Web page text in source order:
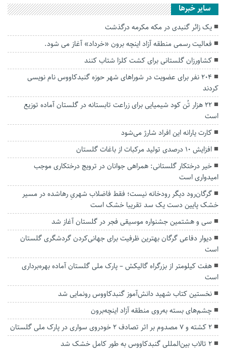
سایر خبرها
یک زائر گنبدی در مکه مکرمه درگذشت
فعالیت رسمی منطقه آزاد اینچه برون «خرداد» آغاز می شود.
کشاورزان گلستانی برای کشت کلزا شتاب کنند
۲۰۴ نفر برای عضویت در شوراهای شهر حوزه گنبدکاووس نام نویسی
کردند
۲۲ هزار تُن کود شیمیایی برای زراعت تابستانه در گلستان آماده توزیع
است
کارت یارانه این افراد شارژ می‌شود
افزایش ۱۰ درصدی تولید مرکبات از باغات گلستان
خیر درختکار گلستانی: همراهی جوانان در ترویج درختکاری موجب
امیدواری است
گرگان‌رود دیگر رودخانه نیست؛ فقط فاضلاب شهریِ رهاشده در مسیر
خشک پایین دست یک سد تقریبا خشک است
سی و هشتمین جشنواره موسیقی فجر در گلستان آغاز شد
دیوار دفاعی گرگان بهترین ظرفیت برای جهانی‌کردن گردشگری گلستان
است
هفت کیلومتر از بزرگراه گالیکش – پارک ملی گلستان آماده بهره‌برداری
است
نخستین کتاب شهید دانش‌آموز گنبدکاووس رونمایی شد
چشم‌های بسته به‌روی منطقه آزاد اینچه‌برون
2 کشته و ۷ مصدوم بر اثر تصادف ۲ خودروی سواری در پارک ملی گلستان
۲ تالاب بین‌المللی گنبدکاووس به طور کامل خشک شد